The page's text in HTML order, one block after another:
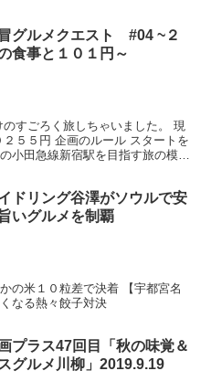
グルメクエスト #04 ~２
食事と１０１円～
すごろく旅しちゃいました。 現
５５円 企画のルール スタートを
小田急線新宿駅を目指す旅の模
ドリング谷澤がソウルで安
いグルメを制覇
の米１０粒差で決着 【宇都宮名
なる熱々餃子対決
プラス47回目「秋の味覚＆
グルメ川柳」2019.9.19